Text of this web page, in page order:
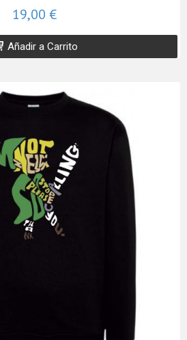
19,00 €
Añadir a Carrito